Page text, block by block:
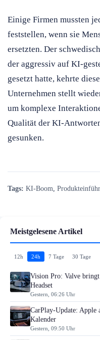
Einige Firmen mussten
feststellen, wenn sie
ersetzten. Der
der aggressiv auf KI-
gesetzt hatte, kehrte
Unternehmen stellt
um komplexe
Qualität der KI-
gesunken.
Tags: KI-Boom
Meistgelesene Artikel
12h 24h 7 Tage 30 Tage
Vision Pro: Valve
Headset
Gestern, 06:26 Uhr
CarPlay-Update: Apple
Kalender
Gestern, 09:50 Uhr